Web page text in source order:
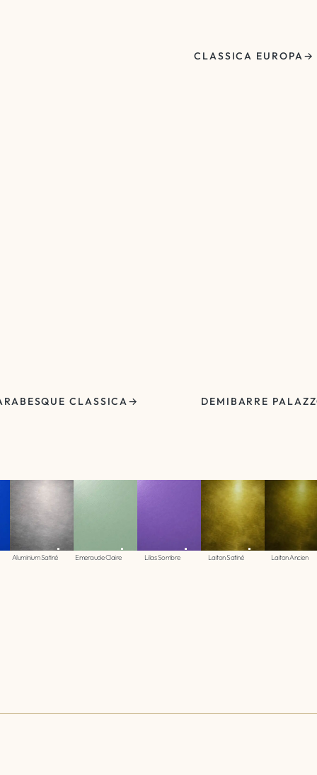
CLASSICA EUROPA
CLASSICA DEMIBARRE
Aluminium Satiné Emeraude Claire Lilas Sombre Laiton Satiné Laiton Ancien